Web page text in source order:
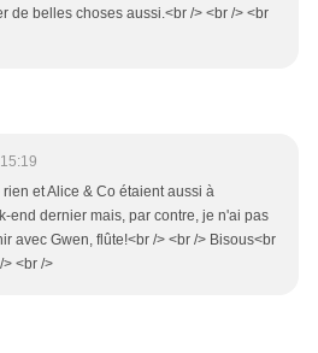
de belles choses aussi.<br /> <br /> <br
rien et Alice & Co étaient aussi à
end dernier mais, par contre, je n'ai pas
avec Gwen, flûte!<br /> <br /> Bisous<br
<br />